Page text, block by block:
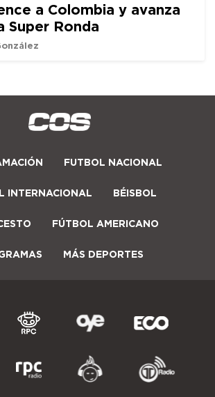
a Colombia y avanza
Super Ronda
FUTBOL NACIONAL
INTERNACIONAL BÉISBOL
FÚTBOL AMERICANO
MÁS DEPORTES